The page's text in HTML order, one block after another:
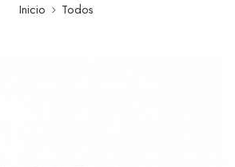
Inicio Todos